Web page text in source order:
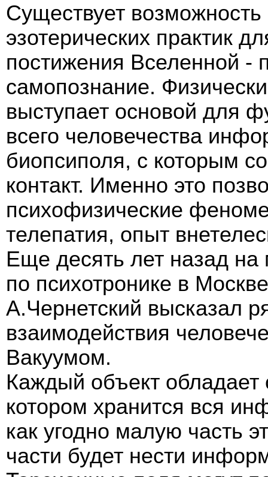
Существует
эзотерических практик
постижения Вселенной -
самопознание.
выступает основой для
всего человечества
биопсиполя, с которым
контакт. Именно это
психофизические
телепатия, опыт
Еще десять лет назад
по психотронике в
А.Чернетский высказал
взаимодействия
Вакуумом.
Каждый объект
котором хранится вся
как угодно малую часть
части будет нести